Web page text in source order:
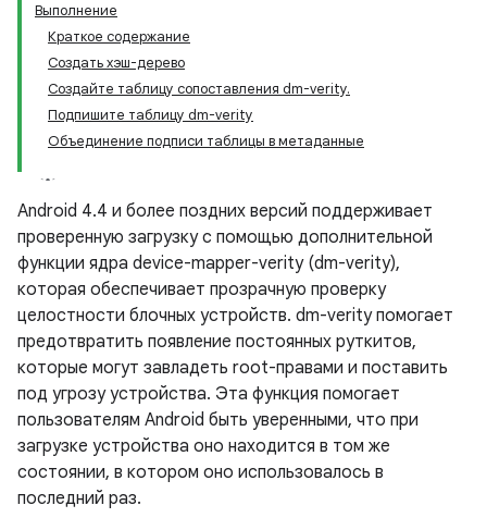
Выполнение
Краткое содержание
Создать хэш-дерево
Создайте таблицу сопоставления dm-verity.
Подпишите таблицу dm-verity
Объединение подписи таблицы в метаданные
Android 4.4 и более поздних версий поддерживает
проверенную загрузку с помощью дополнительной
функции ядра device-mapper-verity (dm-verity),
которая обеспечивает прозрачную проверку
целостности блочных устройств. dm-verity помогает
предотвратить появление постоянных руткитов,
которые могут завладеть root-правами и поставить
под угрозу устройства. Эта функция помогает
пользователям Android быть уверенными, что при
загрузке устройства оно находится в том же
состоянии, в котором оно использовалось в
последний раз.